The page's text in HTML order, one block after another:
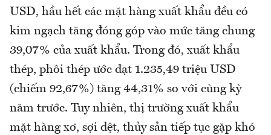
USD, hầu hết các mặt hàng xuất khẩu đều có
kim ngạch tăng đóng góp vào mức tăng chung
39,07% của xuất khẩu. Trong đó, xuất khẩu
thép, phôi thép ước đạt 1.235,49 triệu USD
(chiếm 92,67%) tăng 44,31% so với cùng kỳ
năm trước. Tuy nhiên, thị trường xuất khẩu
mặt hàng xơ, sợi dệt, thủy sản tiếp tục gặp khó